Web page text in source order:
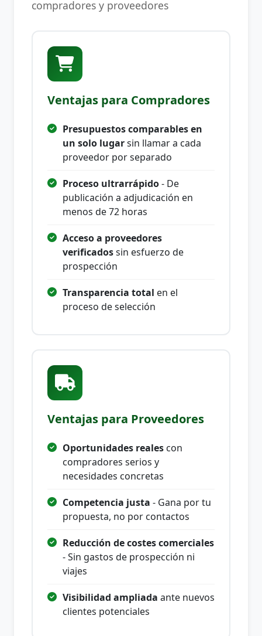
compradores y proveedores
Ventajas para Compradores
Presupuestos comparables en
un solo lugarsin llamar a cada
proveedor por separado
Proceso ultrarrápido- De
publicación a adjudicación en
menos de 72 horas
Acceso a proveedores
verificadossin esfuerzo de
prospección
Transparencia total en el
proceso de selección
Ventajas para Proveedores
Oportunidades reales con
compradores serios y
necesidades concretas
Competencia justa - Gana por tu
propuesta, no por contactos
Reducción de costes comerciales
- Sin gastos de prospección ni
viajes
Visibilidad ampliada ante nuevos
clientes potenciales